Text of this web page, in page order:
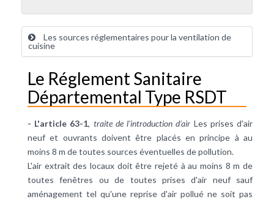
Les sources réglementaires pour la ventilation de
cuisine
Le Réglement Sanitaire
Départemental Type RSDT
- L'article 63-1, traite de l'introduction d'air Les prises d'air
neuf et ouvrants doivent être placés en principe à au
moins 8 m de toutes sources éventuelles de pollution.
L'air extrait des locaux doit être rejeté à au moins 8 m de
toutes fenêtres ou de toutes prises d'air neuf sauf
aménagement tel qu'une reprise d'air pollué ne soit pas